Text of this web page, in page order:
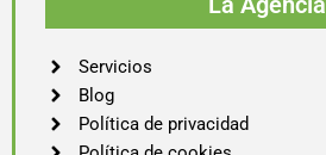
Servicios
Blog
Política de privacidad